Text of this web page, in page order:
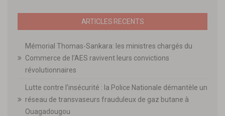
ARTICLES RECENTS
Mémorial Thomas-Sankara: les ministres chargés du
Commerce de l’AES ravivent leurs convictions
révolutionnaires
Lutte contre l’insécurité : la Police Nationale démantèle un
réseau de transvaseurs frauduleux de gaz butane à
Ouagadougou